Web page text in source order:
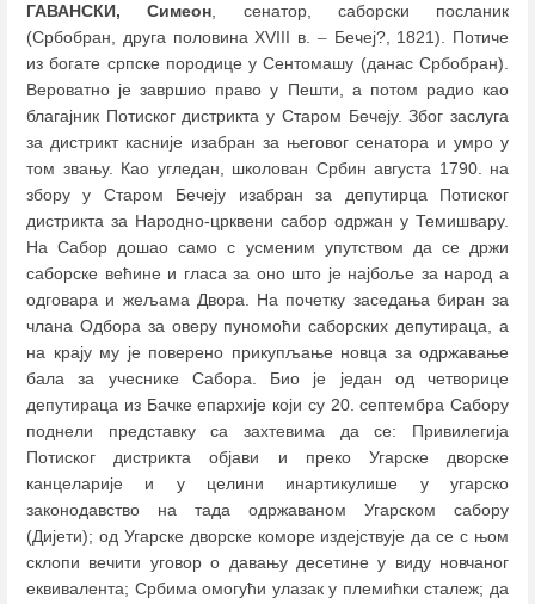
ГАВАНСКИ, Симеон, сенатор, саборски посланик
(Србобран, друга половина XVIII в. –Бечеј?, 1821). Потиче
из богате српске породице у Сентомашу (данас Србобран).
Вероватно је завршио право у Пешти, а потом радио као
благајник Потиског дистрикта у Старом Бечеју. Због заслуга
за дистрикт касније изабран за његовог сенатора и умро у
том звању. Као угледан, школован Србин августа 1790. на
збору у Старом Бечеју изабран за депутирца Потиског
дистрикта за Народно-црквени сабор одржан у Темишвару.
На Сабор дошао само с усменим упутством да се држи
саборске већине и гласа за оно што је најбоље за народ а
одговара и жељама Двора. На почетку заседања биран за
члана Одбора за оверу пуномоћи саборских депутираца, а
на крају му је поверено прикупљање новца за одржавање
бала за учеснике Сабора. Био је један од четворице
депутираца из Бачке епархије који су 20. септембра Сабору
поднели представку са захтевима да се: Привилегија
Потиског дистрикта објави и преко Угарске дворске
канцеларије и у целини инартикулише у угарско
законодавство на тада одржаваном Угарском сабору
(Дијети); од Угарске дворске коморе издејствује да се с њом
склопи вечити уговор о давању десетине у виду новчаног
еквивалента; Србима омогући улазак у племићки сталеж; да